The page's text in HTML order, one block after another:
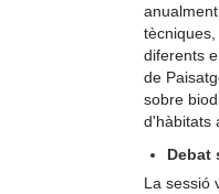
diferents
de
sobre
d'hàbitats
Debat
La sessió